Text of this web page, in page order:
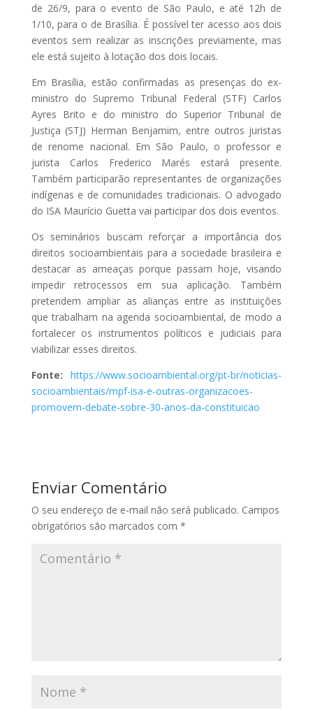
de 26/9, para o evento de São Paulo, e até 12h de
1/10, para o de Brasília. É possível ter acesso aos dois
eventos sem realizar as inscrições previamente, mas
ele está sujeito à lotação dos dois locais.
Em Brasília, estão confirmadas as presenças do ex-
ministro do Supremo Tribunal Federal (STF) Carlos
Ayres Brito e do ministro do Superior Tribunal de
Justiça (STJ) Herman Benjamim, entre outros juristas
de renome nacional. Em São Paulo, o professor e
jurista Carlos Frederico Marés estará presente.
Também participarão representantes de organizações
indígenas e de comunidades tradicionais. O advogado
do ISA Maurício Guetta vai participar dos dois eventos.
Os seminários buscam reforçar a importância dos
direitos socioambientais para a sociedade brasileira e
destacar as ameaças porque passam hoje, visando
impedir retrocessos em sua aplicação. Também
pretendem ampliar as alianças entre as instituições
que trabalham na agenda socioambiental, de modo a
fortalecer os instrumentos políticos e judiciais para
viabilizar esses direitos.
Fonte:
https://www.socioambiental.org/pt-br/noticias-
socioambientais/mpf-isa-e-outras-organizacoes-
promovem-debate-sobre-30-anos-da-constituicao
Enviar Comentário
O seu endereço de e-mail não será publicado. Campos
obrigatórios são marcados com *